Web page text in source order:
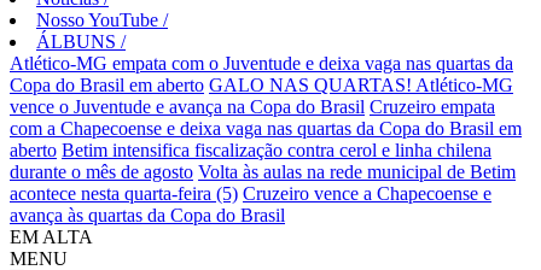
Nosso YouTube /
ÁLBUNS /
Atlético-MG empata com o Juventude e deixa vaga nas quartas da
Copa do Brasil em aberto GALO NAS QUARTAS! Atlético-MG
vence o Juventude e avança na Copa do Brasil Cruzeiro empata
com a Chapecoense e deixa vaga nas quartas da Copa do Brasil em
aberto Betim intensifica fiscalização contra cerol e linha chilena
durante o mês de agosto Volta às aulas na rede municipal de Betim
acontece nesta quarta-feira (5) Cruzeiro vence a Chapecoense e
avança às quartas da Copa do Brasil
EM ALTA
MENU